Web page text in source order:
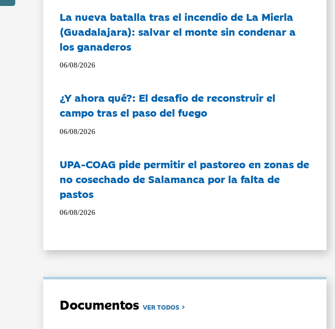
La nueva batalla tras el incendio de La Mierla
(Guadalajara): salvar el monte sin condenar a
los ganaderos
06/08/2026
¿Y ahora qué?: El desafío de reconstruir el
campo tras el paso del fuego
06/08/2026
UPA-COAG pide permitir el pastoreo en zonas de
no cosechado de Salamanca por la falta de
pastos
06/08/2026
DocumentosVER TODOS